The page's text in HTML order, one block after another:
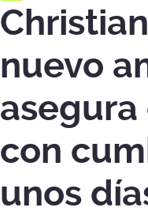
nuevo
con
unos